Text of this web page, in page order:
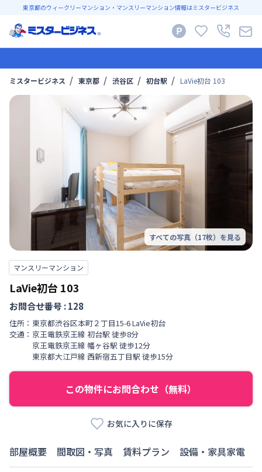
東京都のウィークリーマンション・マンスリーマンション情報はミスタービジネス
ミスタービジネス 東京都 渋谷区 初台駅 LaVie初台 103
すべての写真（17枚）を見る
マンスリーマンション
LaVie初台 103
お問合せ番号 :128
住所： 東京都渋谷区本町２丁目15-6 LaVie初台
交通： 京王電鉄京王線 初台駅 徒歩8分
京王電鉄京王線 幡ヶ谷駅 徒歩12分
東京都大江戸線 西新宿五丁目駅 徒歩15分
この物件にお問合わせ（無料）
お気に入りに保存
部屋概要 間取図・写真 賃料プラン 設備・家具家電